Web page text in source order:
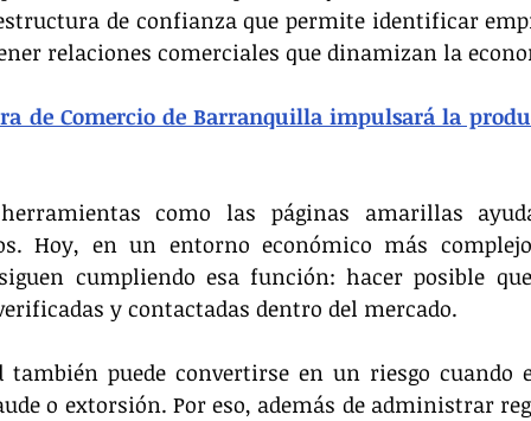
de confianza que permite identificar
relaciones comerciales que dinamizan la
de Comercio de Barranquilla impulsará la
herramientas como las páginas amarillas
Hoy, en un entorno económico más
cumpliendo esa función: hacer posible
y contactadas dentro del mercado.
también puede convertirse en un riesgo cuando
o extorsión. Por eso, además de administrar